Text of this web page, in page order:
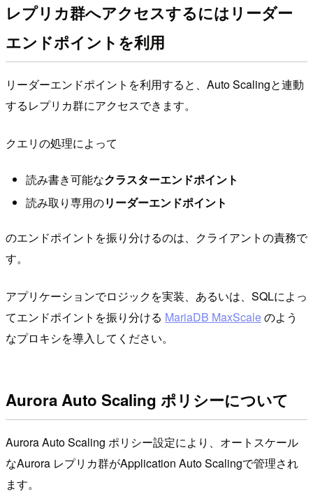
レプリカ群へアクセスするにはリーダー
エンドポイントを利用
リーダーエンドポイントを利用すると、Auto Scalingと連動
するレプリカ群にアクセスできます。
クエリの処理によって
読み書き可能なクラスターエンドポイント
読み取り専用のリーダーエンドポイント
のエンドポイントを振り分けるのは、クライアントの責務で
す。
アプリケーションでロジックを実装、あるいは、SQLによっ
てエンドポイントを振り分ける MariaDB MaxScaleのよう
なプロキシを導入してください。
Aurora Auto Scaling ポリシーについて
Aurora Auto Scaling ポリシー設定により、オートスケール
なAurora レプリカ群がApplication Auto Scalingで管理され
ます。